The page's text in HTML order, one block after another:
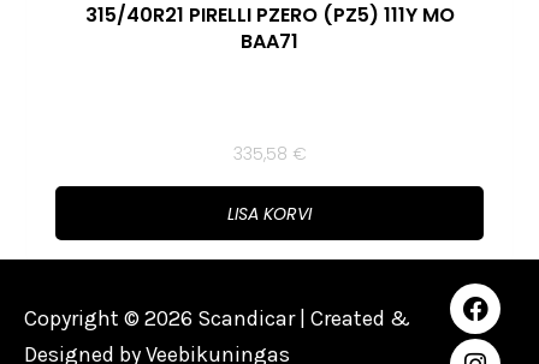
315/40R21 PIRELLI PZERO (PZ5) 111Y MO
BAA71
335,58 €
LISA KORVI
Copyright © 2026 Scandicar | Created &
Designed byVeebikuningas